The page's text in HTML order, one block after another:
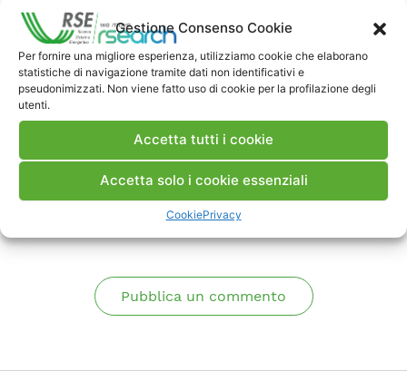
Gestione Consenso Cookie
Per fornire una migliore esperienza, utilizziamo cookie che elaborano
statistiche di navigazione tramite dati non identificativi e
pseudonimizzati. Non viene fatto uso di cookie per la profilazione degli
utenti.
Accetta tutti i cookie
Accetta solo i cookie essenziali
CookiePrivacy
metodo innovativo messo a punto. Infine le
performance di tutti imetodi disponibili di calcolo
della NTC vengono confrontate, eseguendo
simulazioni su una rete test e commentando
opportunamente i risultati.
Commenti
Pubblica un commento